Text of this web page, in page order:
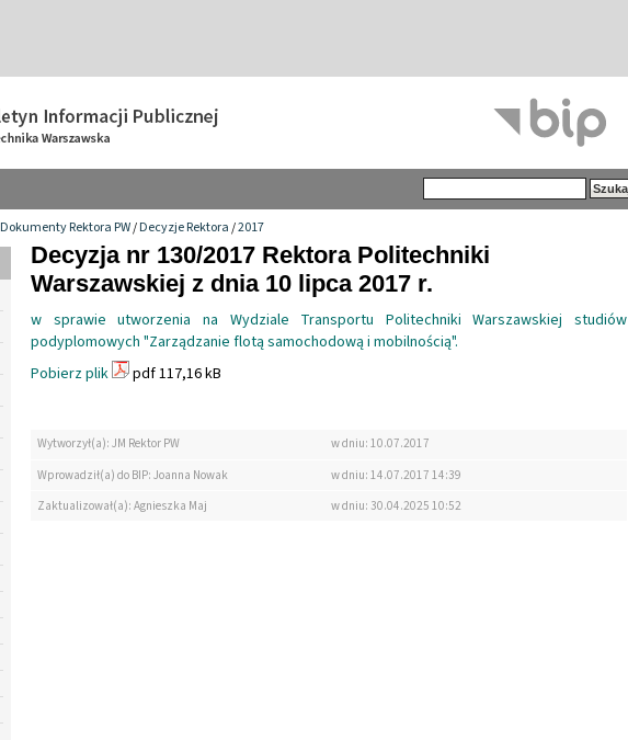
Dokumenty Rektora PW/Decyzje Rektora/2017
Decyzja nr 130/2017 Rektora Politechniki
Warszawskiej z dnia 10 lipca 2017 r.
w sprawie utworzenia na Wydziale Transportu Politechniki Warszawskiej studiów
podyplomowych "Zarządzanie flotą samochodową i mobilnością".
Pobierz plik
pdf 117,16 kB
Wytworzył(a): JM Rektor PW
w dniu: 10.07.2017
Wprowadził(a) do BIP: Joanna Nowak
w dniu: 14.07.2017 14:39
Zaktualizował(a): Agnieszka Maj
w dniu: 30.04.2025 10:52